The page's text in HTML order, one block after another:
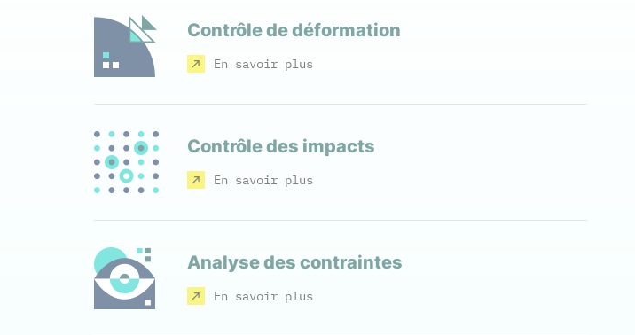
Contrôle de déformation
En savoir plus
Contrôle des impacts
En savoir plus
Analyse des contraintes
En savoir plus